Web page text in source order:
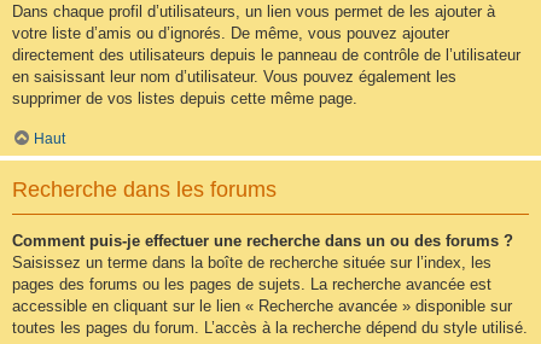
Dans chaque profil d’utilisateurs, un lien vous permet de les ajouter à
votre liste d’amis ou d’ignorés. De même, vous pouvez ajouter
directement des utilisateurs depuis le panneau de contrôle de l’utilisateur
en saisissant leur nom d’utilisateur. Vous pouvez également les
supprimer de vos listes depuis cette même page.
Haut
Recherche dans les forums
Comment puis-je effectuer une recherche dans un ou des forums ?
Saisissez un terme dans la boîte de recherche située sur l’index, les
pages des forums ou les pages de sujets. La recherche avancée est
accessible en cliquant sur le lien « Recherche avancée » disponible sur
toutes les pages du forum. L’accès à la recherche dépend du style utilisé.